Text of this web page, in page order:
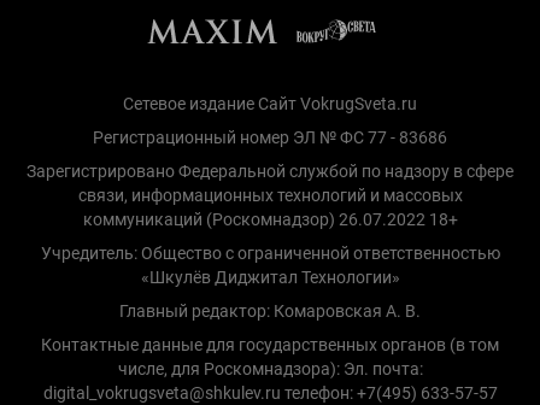
Сетевое издание Сайт VokrugSveta.ru
Регистрационный номер ЭЛ № ФС 77 - 83686
Зарегистрировано Федеральной службой по надзору в сфере
связи, информационных технологий и массовых
коммуникаций (Роскомнадзор) 26.07.2022 18+
Учредитель: Общество с ограниченной ответственностью
«Шкулёв Диджитал Технологии»
Главный редактор: Комаровская А. В.
Контактные данные для государственных органов (в том
числе, для Роскомнадзора): Эл. почта:
digital_vokrugsveta@shkulev.ru телефон: +7(495) 633-57-57